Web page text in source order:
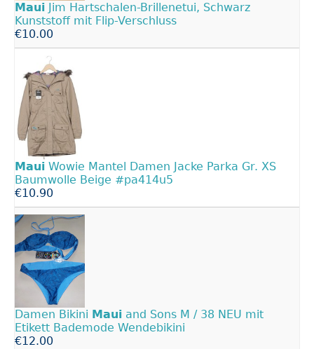
Maui Jim Hartschalen-Brillenetui, Schwarz
Kunststoff mit Flip-Verschluss
€10.00
Maui Wowie Mantel Damen Jacke Parka Gr. XS
Baumwolle Beige #pa414u5
€10.90
Damen Bikini Maui and Sons M / 38 NEU mit
Etikett Bademode Wendebikini
€12.00